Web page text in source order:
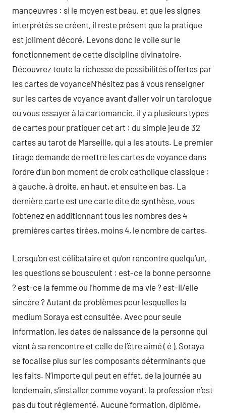
manoeuvres : si le moyen est beau, et que les signes
interprétés se créent, il reste présent que la pratique
est joliment décoré. Levons donc le voile sur le
fonctionnement de cette discipline divinatoire.
Découvrez toute la richesse de possibilités offertes par
les cartes de voyanceN’hésitez pas à vous renseigner
sur les cartes de voyance avant d’aller voir un tarologue
ou vous essayer à la cartomancie. il y a plusieurs types
de cartes pour pratiquer cet art : du simple jeu de 32
cartes au tarot de Marseille, qui a les atouts. Le premier
tirage demande de mettre les cartes de voyance dans
l’ordre d’un bon moment de croix catholique classique :
à gauche, à droite, en haut, et ensuite en bas. La
dernière carte est une carte dite de synthèse, vous
l’obtenez en additionnant tous les nombres des 4
premières cartes tirées, moins 4, le nombre de cartes.
Lorsqu’on est célibataire et qu’on rencontre quelqu’un,
les questions se bousculent : est-ce la bonne personne
? est-ce la femme ou l’homme de ma vie ? est-il/elle
sincère ? Autant de problèmes pour lesquelles la
medium Soraya est consultée. Avec pour seule
information, les dates de naissance de la personne qui
vient à sa rencontre et celle de l’être aimé ( é ), Soraya
se focalise plus sur les composants déterminants que
les faits. N’importe qui peut en effet, de la journée au
lendemain, s’installer comme voyant. la profession n’est
pas du tout réglementé. Aucune formation, diplôme,